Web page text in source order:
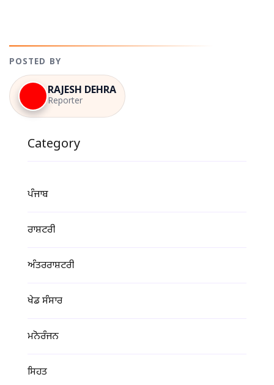
POSTED BY
RAJESH DEHRA
Reporter
Category
ਪੰਜਾਬ
ਰਾਸ਼ਟਰੀ
ਅੰਤਰਰਾਸ਼ਟਰੀ
ਖੇਡ ਸੰਸਾਰ
ਮਨੋਰੰਜਨ
ਸਿਹਤ